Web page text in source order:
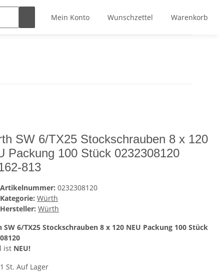
Mein Konto Wunschzettel Warenkorb
SW 6/TX25 Stockschrauben 8 x 120
Packung 100 Stück 0232308120
813
Artikelnummer: 0232308120
Kategorie: Würth
Hersteller: Würth
SW 6/TX25 Stockschrauben 8 x 120 NEU Packung 100 Stück
ist NEU!
1 St. Auf Lager